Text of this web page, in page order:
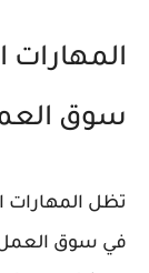
المهارات
سوق
تظل المهارات
في سوق العمل